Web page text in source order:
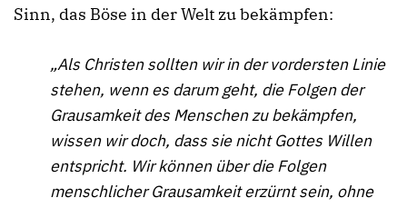
Sinn, das Böse in der Welt zu bekämpfen:
„Als Christen sollten wir in der vordersten Linie
stehen, wenn es darum geht, die Folgen der
Grausamkeit des Menschen zu bekämpfen,
wissen wir doch, dass sie nicht Gottes Willen
entspricht. Wir können über die Folgen
menschlicher Grausamkeit erzürnt sein, ohne